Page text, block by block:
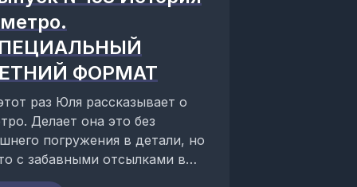
ФОРМАТ
раз Юля рассказывает о
Делает она это без
погружения в детали, но
с забавными отсылками в
прошлое. Интересно?...